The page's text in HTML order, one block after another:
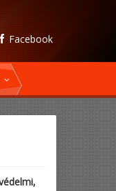
Facebook